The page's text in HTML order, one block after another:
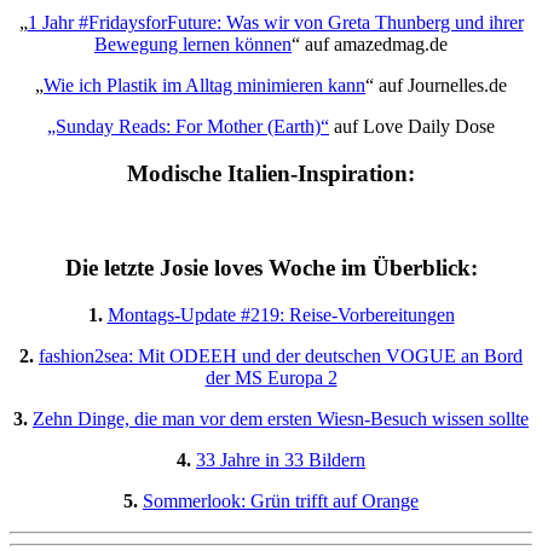
„1 Jahr #FridaysforFuture: Was wir von Greta Thunberg und ihrer
Bewegung lernen können“ auf amazedmag.de
„Wie ich Plastik im Alltag minimieren kann“ auf Journelles.de
„Sunday Reads: For Mother (Earth)“ auf Love Daily Dose
Modische Italien-Inspiration:
Die letzte Josie loves Woche im Überblick:
1. Montags-Update #219: Reise-Vorbereitungen
2. fashion2sea: Mit ODEEH und der deutschen VOGUE an Bord
der MS Europa 2
3. Zehn Dinge, die man vor dem ersten Wiesn-Besuch wissen sollte
4. 33 Jahre in 33 Bildern
5. Sommerlook: Grün trifft auf Orange